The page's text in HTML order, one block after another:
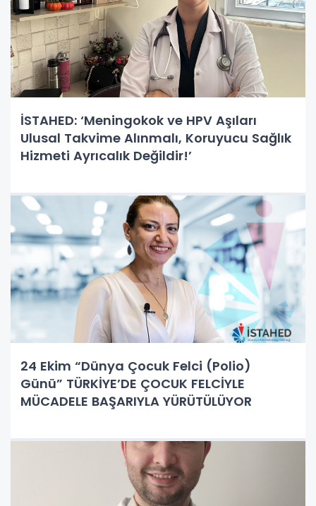
İSTAHED: ‘Meningokok ve HPV Aşıları
Ulusal Takvime Alınmalı, Koruyucu Sağlık
Hizmeti Ayrıcalık Değildir!’
24 Ekim “Dünya Çocuk Felci (Polio)
Günü” TÜRKİYE’DE ÇOCUK FELCİYLE
MÜCADELE BAŞARIYLA YÜRÜTÜLÜYOR